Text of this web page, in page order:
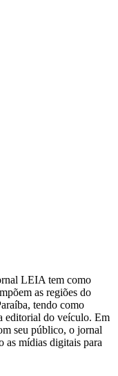
LEIA tem como
as regiões do
tendo como
editorial do veículo. Em
seu público, o jornal
as mídias digitais para